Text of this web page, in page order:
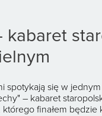
kabaret
się w
– kabaret
finałem będzie